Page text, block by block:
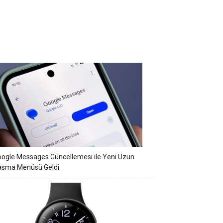
Messages Güncellemesi ile Yeni Uzun
Menüsü Geldi